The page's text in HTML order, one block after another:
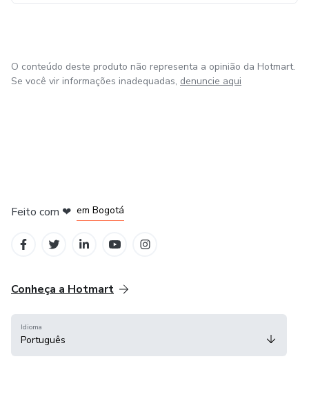
O conteúdo deste produto não representa a opinião da Hotmart.
Se você vir informações inadequadas, denuncie aqui
Feito com ❤ em Bogotá
Conheça a Hotmart
Idioma
Português